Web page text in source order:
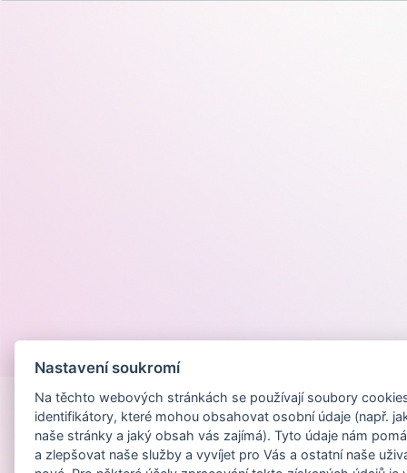
Nastavení soukromí
Na těchto webových stránkách se používají soubory
identifikátory, které mohou obsahovat osobní údaje (např.
naše stránky a jaký obsah vás zajímá). Tyto údaje nám
a zlepšovat naše služby a vyvíjet pro Vás a ostatní naše